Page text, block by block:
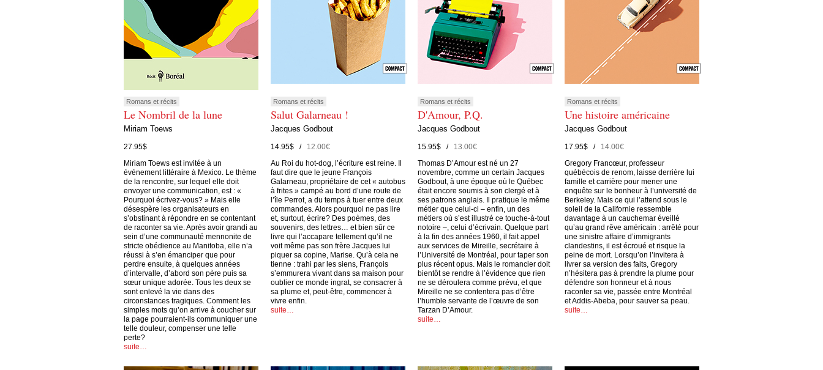
Romans et récits
Le Nombril de la lune
Miriam Toews
27.95$
Miriam Toews est invitée à un
événement littéraire à Mexico. Le thème
de la rencontre, sur lequel elle doit
envoyer une communication, est : «
Pourquoi écrivez-vous? » Mais elle
désespère les organisateurs en
s’obstinant à répondre en se contentant
de raconter sa vie. Après avoir grandi au
sein d’une communauté mennonite de
stricte obédience au Manitoba, elle n’a
réussi à s’en émanciper que pour
perdre ensuite, à quelques années
d’intervalle, d’abord son père puis sa
sœur unique adorée. Tous les deux se
sont enlevé la vie dans des
circonstances tragiques. Comment les
simples mots qu’on arrive à coucher sur
la page pourraient-ils communiquer une
telle douleur, compenser une telle
perte?
suite…
Romans et récits
Salut Galarneau !
Jacques Godbout
14.95$ /12.00€
Au Roi du hot-dog, l’écriture est reine. Il
faut dire que le jeune François
Galarneau, propriétaire de cet « autobus
à frites » campé au bord d’une route de
l’île Perrot, a du temps à tuer entre deux
commandes. Alors pourquoi ne pas lire
et, surtout, écrire? Des poèmes, des
souvenirs, des lettres… et bien sûr ce
livre qui l’accapare tellement qu’il ne
voit même pas son frère Jacques lui
piquer sa copine, Marise. Qu’à cela ne
tienne : trahi par les siens, François
s’emmurera vivant dans sa maison pour
oublier ce monde ingrat, se consacrer à
sa plume et, peut-être, commencer à
vivre enfin.
suite…
Romans et récits
D'Amour, P.Q.
Jacques Godbout
15.95$ /13.00€
Thomas D’Amour est né un 27
novembre, comme un certain Jacques
Godbout, à une époque où le Québec
était encore soumis à son clergé et à
ses patrons anglais. Il pratique le même
métier que celui-ci – enfin, un des
métiers où s’est illustré ce touche-à-tout
notoire –, celui d’écrivain. Quelque part
à la fin des années 1960, il fait appel
aux services de Mireille, secrétaire à
l’Université de Montréal, pour taper son
plus récent opus. Mais le romancier doit
bientôt se rendre à l’évidence que rien
ne se déroulera comme prévu, et que
Mireille ne se contentera pas d’être
l’humble servante de l’œuvre de son
Tarzan D’Amour.
suite…
Romans et récits
Une histoire américaine
Jacques Godbout
17.95$ /14.00€
Gregory Francœur, professeur
québécois de renom, laisse derrière lui
famille et carrière pour mener une
enquête sur le bonheur à l’université de
Berkeley. Mais ce qui l’attend sous le
soleil de la Californie ressemble
davantage à un cauchemar éveillé
qu’au grand rêve américain : arrêté pour
une sinistre affaire d’immigrants
clandestins, il est écroué et risque la
peine de mort. Lorsqu’on l’invitera à
livrer sa version des faits, Gregory
n’hésitera pas à prendre la plume pour
défendre son honneur et à nous
raconter sa vie, passée entre Montréal
et Addis-Abeba, pour sauver sa peau.
suite…